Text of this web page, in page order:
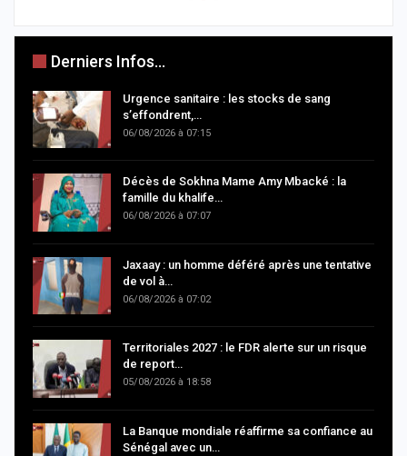
Derniers Infos...
Urgence sanitaire : les stocks de sang
s’effondrent,…
06/08/2026 à 07:15
Décès de Sokhna Mame Amy Mbacké : la
famille du khalife…
06/08/2026 à 07:07
Jaxaay : un homme déféré après une tentative
de vol à…
06/08/2026 à 07:02
Territoriales 2027 : le FDR alerte sur un risque
de report…
05/08/2026 à 18:58
La Banque mondiale réaffirme sa confiance au
Sénégal avec un…